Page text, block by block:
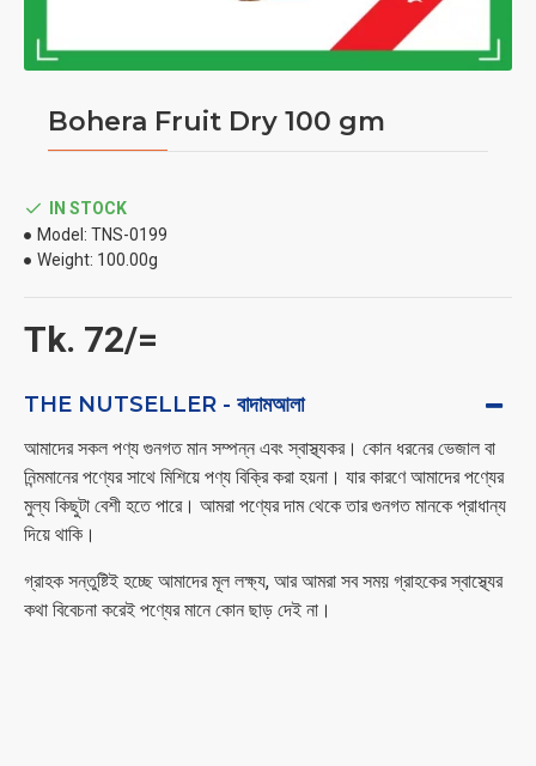
Bohera Fruit Dry 100 gm
Tk. 72/=
IN STOCK
Model: TNS-0199
Weight: 100.00g
THE NUTSELLER - বাদামআলা
আমাদের সকল পণ্য গুনগত মান সম্পন্ন এবং স্বাস্থ্যকর। কোন ধরনের ভেজাল বা
নিন্মমানের পণ্যের সাথে মিশিয়ে পণ্য বিক্রি করা হয়না। যার কারণে আমাদের পণ্যের
মুল্য কিছুটা বেশী হতে পারে। আমরা পণ্যের দাম থেকে তার গুনগত মানকে প্রাধান্য
দিয়ে থাকি।
গ্রাহক সন্তুষ্টিই হচ্ছে আমাদের মূল লক্ষ্য, আর আমরা সব সময় গ্রাহকের স্বাস্থ্যের
কথা বিবেচনা করেই পণ্যের মানে কোন ছাড় দেই না।